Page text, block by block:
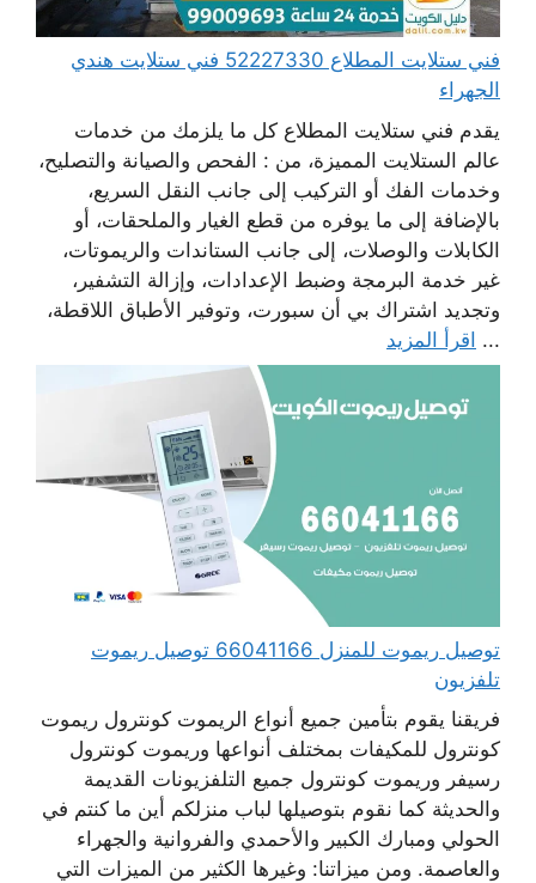
فني ستلايت المطلاع 52227330 فني ستلايت هندي
الجهراء
يقدم فني ستلايت المطلاع كل ما يلزمك من خدمات
عالم الستلايت المميزة، من : الفحص والصيانة والتصليح،
وخدمات الفك أو التركيب إلى جانب النقل السريع،
بالإضافة إلى ما يوفره من قطع الغيار والملحقات، أو
الكابلات والوصلات، إلى جانب الستاندات والريموتات،
غير خدمة البرمجة وضبط الإعدادات، وإزالة التشفير،
وتجديد اشتراك بي أن سبورت، وتوفير الأطباق اللاقطة،
... اقرأ المزيد
توصيل ريموت للمنزل 66041166 توصيل ريموت
تلفزيون
فريقنا يقوم بتأمين جميع أنواع الريموت كونترول ريموت
كونترول للمكيفات بمختلف أنواعها وريموت كونترول
رسيفر وريموت كونترول جميع التلفزيونات القديمة
والحديثة كما نقوم بتوصيلها لباب منزلكم أين ما كنتم في
الحولي ومبارك الكبير والأحمدي والفروانية والجهراء
والعاصمة. ومن ميزاتنا: وغيرها الكثير من الميزات التي